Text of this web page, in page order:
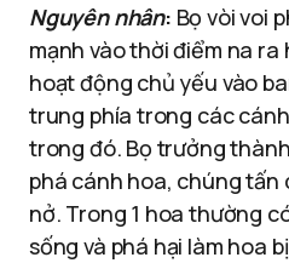
Nguyên nhân: Bọ vòi voi
mạnh vào thời điểm na
hoạt động chủ yếu vào
trung phía trong các
trong đó. Bọ trưởng
phá cánh hoa, chúng tấn
nở. Trong 1 hoa thường
sống và phá hại làm hoa